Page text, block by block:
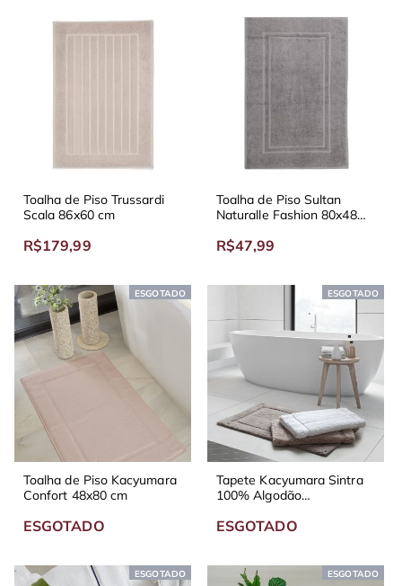
Toalha de Piso Trussardi
Scala 86x60 cm
R$179,99
Toalha de Piso Sultan
Naturalle Fashion 80x48
R$47,99
NOVO
ESGOTADO
Toalha de Piso Kacyumara
Confort 48x80 cm
ESGOTADO
NOVO
ESGOTADO
Tapete Kacyumara Sintra
100% Algodão
ESGOTADO
ESGOTADO ESGOTADO